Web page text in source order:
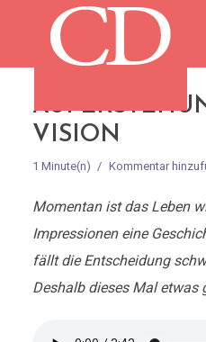
VISION
1 Minute(n) Kommentar
Momentan ist das Leben
Impressionen eine
fällt die Entscheidung
Deshalb dieses Mal etwas